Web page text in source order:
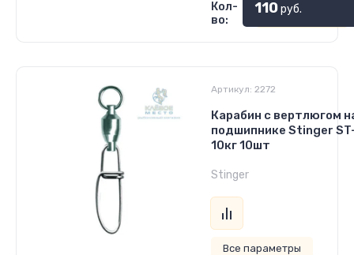
Кол-
во:
110руб.
Артикул: 2272
Карабин с вертлюгом
подшипнике Stinger
10кг 10шт
Stinger
Все параметры